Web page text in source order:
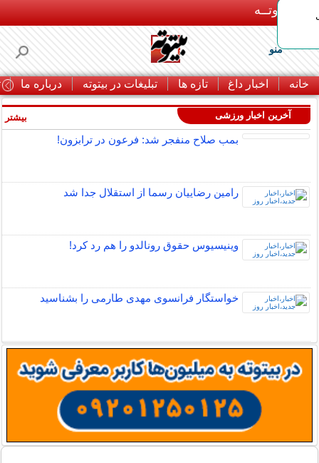
بـیتوتــه
منو
خانه اخبار داغ تازه ها تبلیغات در بیتوته درباره ما
آخرین اخبار ورزشی
بمب صلاح منفجر شد: فرعون در ترابزون!
رامین رضاییان رسما از استقلال جدا شد
وینیسیوس حقوق رونالدو را هم رد کرد!
خواستگار فرانسوی مهدی طارمی را بشناسید
بیشتر